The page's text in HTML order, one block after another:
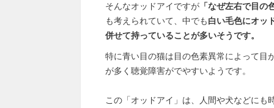
そんなオッドアイですが 「なぜ左右で目の
も考えられていて、中でも白い毛色にオッ
併せて持っていることが多いそうです。
特に青い目の猫は目の色素異常によって目
が多く聴覚障害がでやすいようです。
この「オッドアイ」は、人間や犬などにも